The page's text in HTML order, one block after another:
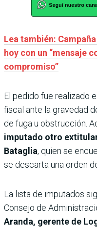
Lea también:
hoy con un “mensaje
compromiso”
El pedido fue realizado
fiscal ante la gravedad
de fuga u obstrucción.
imputado otro
Bataglia, quien se
se descarta una orden
La lista de imputados
Consejo de
Aranda, gerente de